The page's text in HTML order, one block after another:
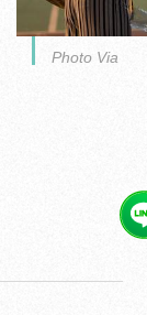
Photo Via